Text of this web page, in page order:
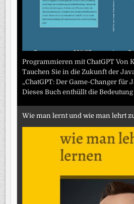
Programmieren mit ChatGPT Von
Tauchen Sie in die Zukunft der
„ChatGPT: Der Game-Changer für
Dieses Buch enthüllt die Bedeutung
Wie man lernt und wie man lehrt